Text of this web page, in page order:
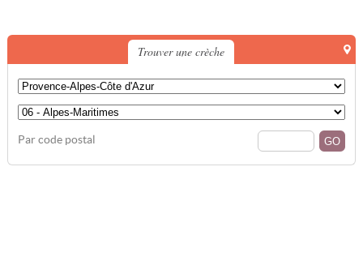
Trouver une crèche
Par code postal